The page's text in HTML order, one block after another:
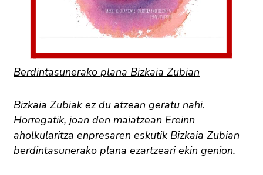
Berdintasunerako plana Bizkaia Zubian
Bizkaia Zubiak ez du atzean geratu nahi.
Horregatik, joan den maiatzean Ereinn
aholkularitza enpresaren eskutik Bizkaia Zubian
berdintasunerako plana ezartzeari ekin genion.